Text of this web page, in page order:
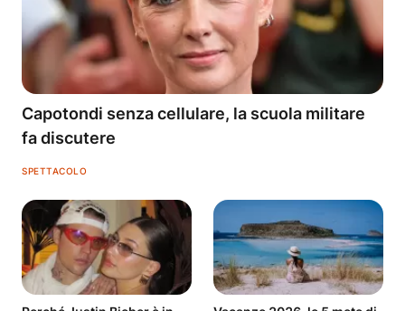
Capotondi senza cellulare, la scuola militare
fa discutere
SPETTACOLO